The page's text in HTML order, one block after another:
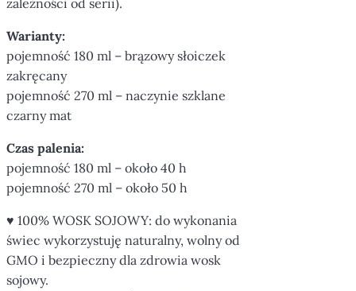
zależności od serii).
Warianty:
pojemność 180 ml – brązowy słoiczek
zakręcany
pojemność 270 ml – naczynie szklane
czarny mat
Czas palenia:
pojemność 180 ml – około 40 h
pojemność 270 ml – około 50 h
♥ 100% WOSK SOJOWY: do wykonania
świec wykorzystuję naturalny, wolny od
GMO i bezpieczny dla zdrowia wosk
sojowy.